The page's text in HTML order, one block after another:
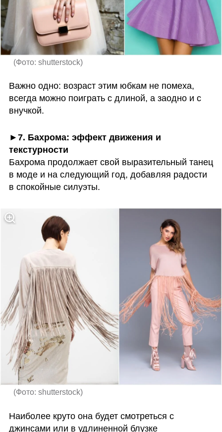
(Фото: shutterstock)
Важно одно: возраст этим юбкам не помеха,
всегда можно поиграть с длиной, а заодно и с
внучкой.
►7. Бахрома: эффект движения и
текстурности
Бахрома продолжает свой выразительный танец
в моде и на следующий год, добавляя радости
в спокойные силуэты.
(Фото: shutterstock)
Наиболее круто она будет смотреться с
джинсами или в удлиненной блузке